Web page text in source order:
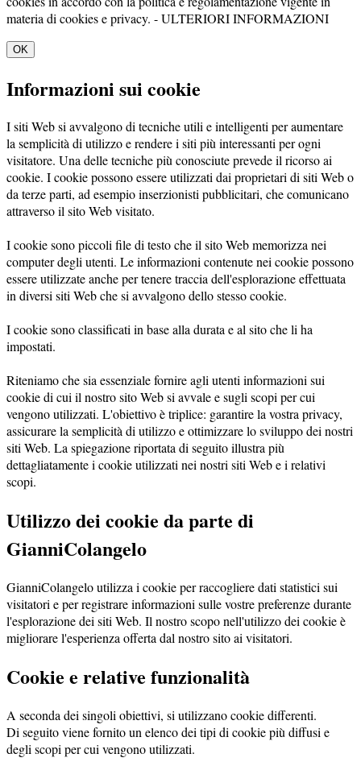
materia di cookies e privacy. -ULTERIORI INFORMAZIONI
OK
Informazioni sui cookie
I siti Web si avvalgono di tecniche utili e intelligenti per aumentare
la semplicità di utilizzo e rendere i siti più interessanti per ogni
visitatore. Una delle tecniche più conosciute prevede il ricorso ai
cookie. I cookie possono essere utilizzati dai proprietari di siti Web o
da terze parti, ad esempio inserzionisti pubblicitari, che comunicano
attraverso il sito Web visitato.
I cookie sono piccoli file di testo che il sito Web memorizza nei
computer degli utenti. Le informazioni contenute nei cookie possono
essere utilizzate anche per tenere traccia dell'esplorazione effettuata
in diversi siti Web che si avvalgono dello stesso cookie.
I cookie sono classificati in base alla durata e al sito che li ha
impostati.
Riteniamo che sia essenziale fornire agli utenti informazioni sui
cookie di cui il nostro sito Web si avvale e sugli scopi per cui
vengono utilizzati. L'obiettivo è triplice: garantire la vostra privacy,
assicurare la semplicità di utilizzo e ottimizzare lo sviluppo dei nostri
siti Web. La spiegazione riportata di seguito illustra più
dettagliatamente i cookie utilizzati nei nostri siti Web e i relativi
scopi.
Utilizzo dei cookie da parte di
GianniColangelo
GianniColangelo utilizza i cookie per raccogliere dati statistici sui
visitatori e per registrare informazioni sulle vostre preferenze durante
l'esplorazione dei siti Web. Il nostro scopo nell'utilizzo dei cookie è
migliorare l'esperienza offerta dal nostro sito ai visitatori.
Cookie e relative funzionalità
A seconda dei singoli obiettivi, si utilizzano cookie differenti.
Di seguito viene fornito un elenco dei tipi di cookie più diffusi e
degli scopi per cui vengono utilizzati.